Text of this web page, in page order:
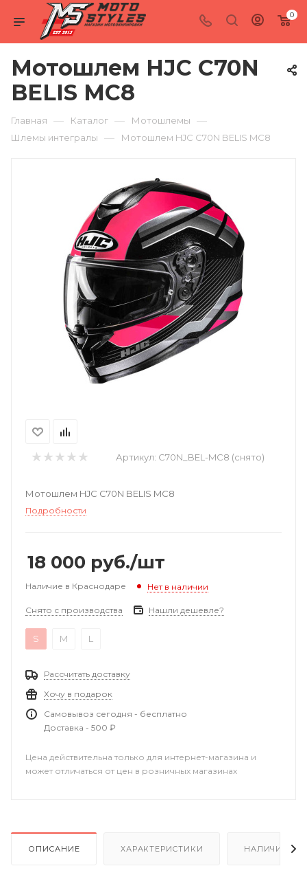
0
Мотошлем HJC C70N
BELIS MC8
Главная — Каталог — Мотошлемы —
Шлемы интегралы — Мотошлем HJC C70N BELIS MC8
Артикул: C70N_BEL-MC8 (снято)
Мотошлем HJC C70N BELIS MC8
Подробности
18 000 руб./шт
Наличие в Краснодаре Нет в наличии
Снято с производства Нашли дешевле?
S M L
Рассчитать доставку
Хочу в подарок
Самовывоз сегодня - бесплатно
Доставка - 500 ₽
Цена действительна только для интернет-магазина и
может отличаться от цен в розничных магазинах
ОПИСАНИЕ ХАРАКТЕРИСТИКИ НАЛИЧИЕ В